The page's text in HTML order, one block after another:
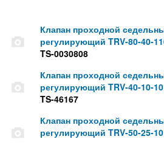
Клапан проходной
регулирующий TRV-80-40-
TS-0030808
Клапан проходной
регулирующий TRV-40-10-
TS-46167
Клапан проходной
регулирующий TRV-50-25-